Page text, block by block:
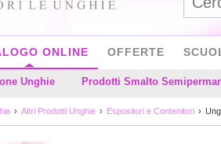
ONLINE
Unghie Prodotti Smalto
OFFERTE
Altri Prodotti Unghie Espositori e Contenitori